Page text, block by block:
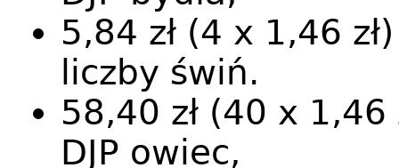
5,84 zł (4 x 1,46
liczby świń.
58,40 zł (40 x
DJP owiec,